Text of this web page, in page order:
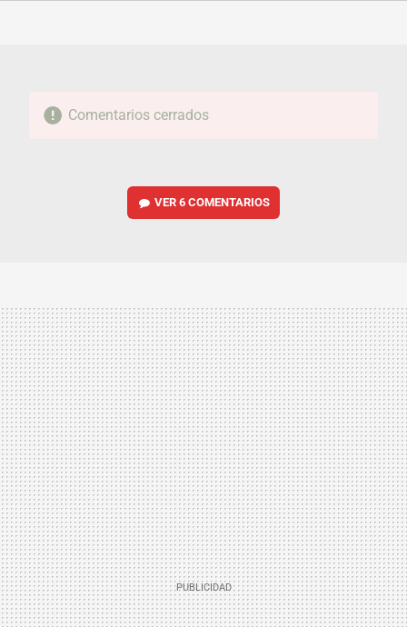
Comentarios cerrados
VER6 COMENTARIOS